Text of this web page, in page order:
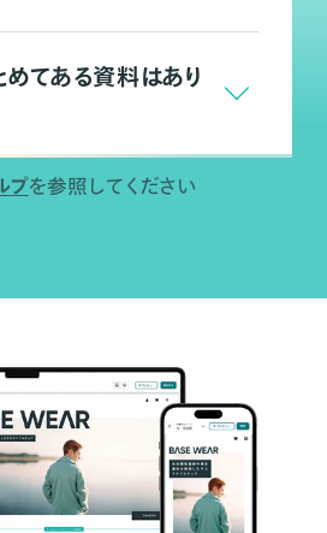
めてある資料はあり
プを参照してください